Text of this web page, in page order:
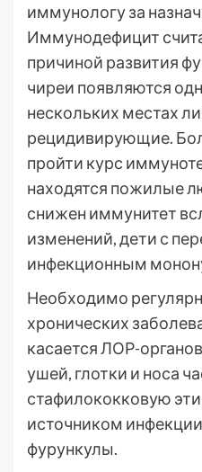
иммунологу за
Иммунодефицит
причиной развития
чиреи появляются
нескольких местах
рецидивирующие.
пройти курс
находятся пожилые
снижен иммунитет
изменений, дети с
инфекционным
Необходимо
хронических
касается ЛОР-
ушей, глотки и носа
стафилококковую
источником
фурункулы.